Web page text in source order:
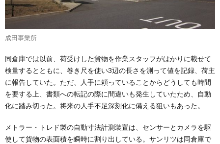
成田事業所
同倉庫では以前、荷受けした貨物を作業スタッフがはかりに載せて
検量するとともに、巻き尺を使い3辺の長さを測って値を記録、荷主
に報告していた。ただ、人手に頼っていることからどうしても時間
を要する上、書類への転記の際に間違いも発生していたため、自動
化に踏み切った。将来の人手不足深刻化に備える狙いもあった。
メトラー・トレド製の自動寸法計測装置は、センサーとカメラを駆
使して貨物の表面積を瞬時に割り出している。サンリツは同倉庫で